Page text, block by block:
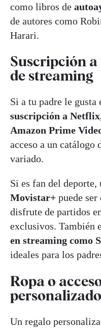
como libros de
de autores como
Harari.
Suscripción
de streaming
Si a tu padre le gusta
suscripción a
Amazon Prime
acceso a un
variado.
Si es fan del deporte,
Movistar+ puede
disfrute de partidos
exclusivos. También
en streaming como
ideales para los
Ropa o
Un regalo